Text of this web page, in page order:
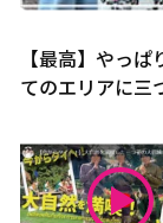
【最高】やっ
てのエリアに三